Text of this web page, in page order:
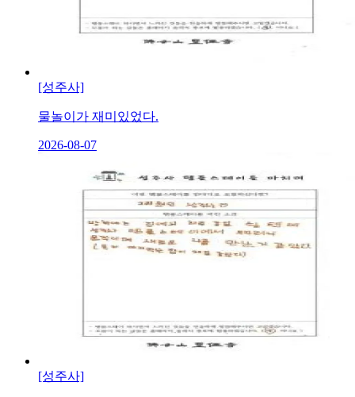
[성주사]
물놀이가 재미있었다.
2026-08-07
[성주사]